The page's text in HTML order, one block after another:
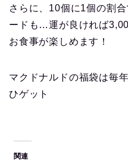
さらに、10個に1個の割
ードも…運が良ければ
お食事が楽しめます！
マクドナルドの福袋は毎
ひゲット
関連